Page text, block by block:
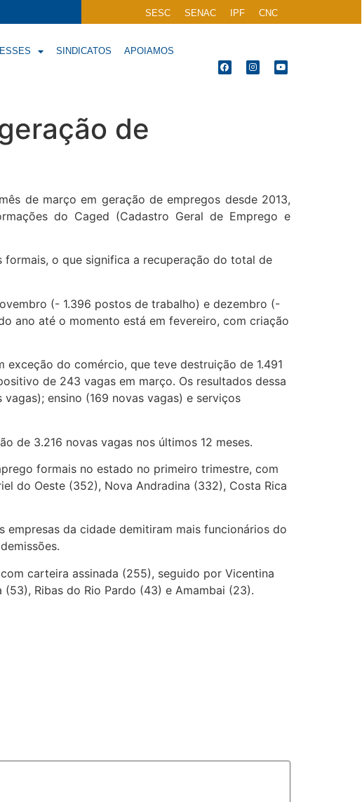
SESC SENAC IPF CNC
SINDICATOS APOIAMOS
de
de março em geração de empregos desde 2013,
do Caged (Cadastro Geral de Emprego e
formais, o que significa a recuperação do total de
(- 1.396 postos de trabalho) e dezembro (-
ano até o momento está em fevereiro, com criação
do comércio, que teve destruição de 1.491
de 243 vagas em março. Os resultados dessa
ensino (169 novas vagas) e serviços
de 3.216 novas vagas nos últimos 12 meses.
formais no estado no primeiro trimestre, com
do Oeste (352), Nova Andradina (332), Costa Rica
da cidade demitiram mais funcionários do
carteira assinada (255), seguido por Vicentina
Ribas do Rio Pardo (43) e Amambai (23).